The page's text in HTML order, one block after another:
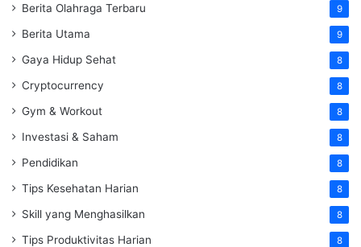
Berita Olahraga Terbaru 9
Berita Utama 9
Gaya Hidup Sehat 8
Cryptocurrency 8
Gym & Workout 8
Investasi & Saham 8
Pendidikan 8
Tips Kesehatan Harian 8
Skill yang Menghasilkan 8
Tips Produktivitas Harian 8